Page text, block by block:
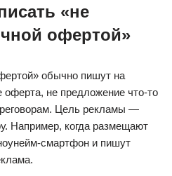
«не
офертой»
обычно пишут на
не предложение что-то
Цель рекламы —
Например, когда размещают
смартфон и пишут